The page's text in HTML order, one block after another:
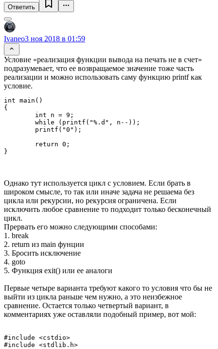
Ответить
Ivaneo3 ноя 2018 в 01:59
Условие «реализация функции вывода на печать не в счет»
подразумевает, что ее возвращаемое значение тоже часть
реализации и можно использовать саму функцию printf как
условие.
int main()
{
Однако тут используется цикл с условием. Если брать в
широком смысле, то так или иначе задача не решаема без
цикла или рекурсии, но рекурсия ограничена. Если
исключить любое сравнение то подходит только бесконечный
цикл.
Прервать его можно следующими способами:
1. break
2. return из main фунции
3. Бросить исключение
4. goto
5. Функция exit() или ее аналоги
Первые четыре варианта требуют какого то условия что бы не
выйти из цикла раньше чем нужно, а это неизбежное
сравнение. Остается только четвертый вариант, в
комментариях уже оставляли подобный пример, вот мой:
#include <cstdio>
#include <stdlib.h>